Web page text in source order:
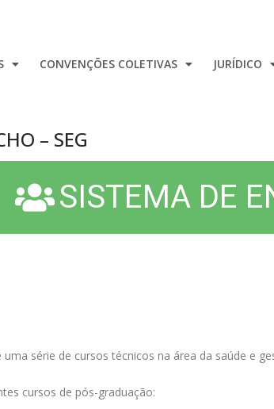
CONVENÇÕES COLETIVAS JURÍDICO
– SEG
SISTEMA DE
uma série de cursos técnicos na área da saúde e
cursos de pós-graduação: